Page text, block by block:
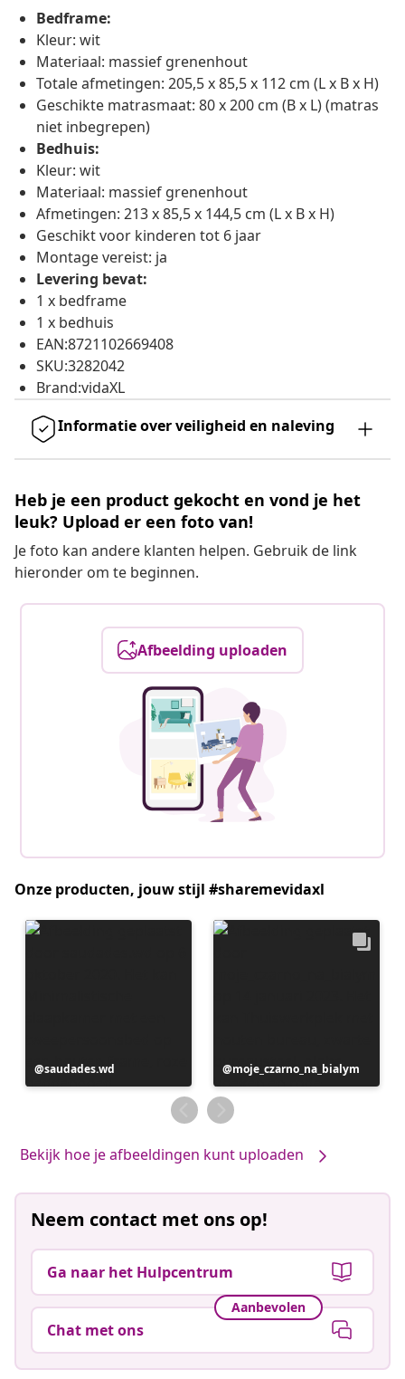
Bedframe:
Kleur: wit
Materiaal: massief grenenhout
Totale afmetingen: 205,5 x 85,5 x 112 cm (L x B x H)
Geschikte matrasmaat: 80 x 200 cm (B x L) (matras
niet inbegrepen)
Bedhuis:
Kleur: wit
Materiaal: massief grenenhout
Afmetingen: 213 x 85,5 x 144,5 cm (L x B x H)
Geschikt voor kinderen tot 6 jaar
Montage vereist: ja
Levering bevat:
1 x bedframe
1 x bedhuis
EAN:8721102669408
SKU:3282042
Brand:vidaXL
Informatie over veiligheid en naleving
Heb je een product gekocht en vond je het
leuk? Upload er een foto van!
Je foto kan andere klanten helpen. Gebruik de link
hieronder om te beginnen.
Afbeelding uploaden
Onze producten, jouw stijl #sharemevidaxl
Bericht
gepubliceerd
saudades.wd
Bericht
gepubliceerd
door
moje_czarno_na_bialym
Bekijk hoe je afbeeldingen kunt uploaden
Neem contact met ons op!
Ga naar het Hulpcentrum
Aanbevolen
Chat met ons